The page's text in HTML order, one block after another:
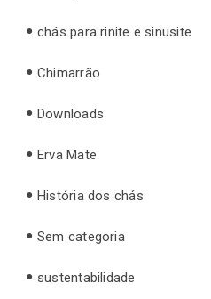
chás para rinite e sinusite
Chimarrão
Downloads
Erva Mate
História dos chás
Sem categoria
sustentabilidade